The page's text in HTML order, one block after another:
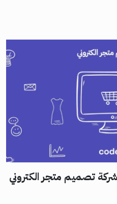
تصميم متجر الكتروني